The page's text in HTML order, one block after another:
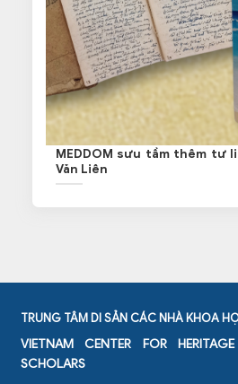
MEDDOM sưu tầm thêm tư
Văn Liên
TRUNG TÂM DI SẢN CÁC NHÀ KHOA
VIETNAM CENTER FOR
SCHOLARS